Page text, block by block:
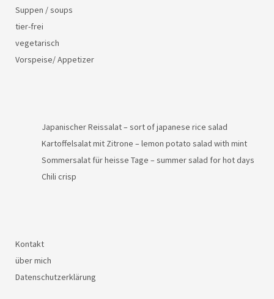
Suppen / soups
tier-frei
vegetarisch
Vorspeise/ Appetizer
Japanischer Reissalat – sort of japanese rice salad
Kartoffelsalat mit Zitrone – lemon potato salad with mint
Sommersalat für heisse Tage – summer salad for hot days
Chili crisp
Kontakt
über mich
Datenschutzerklärung